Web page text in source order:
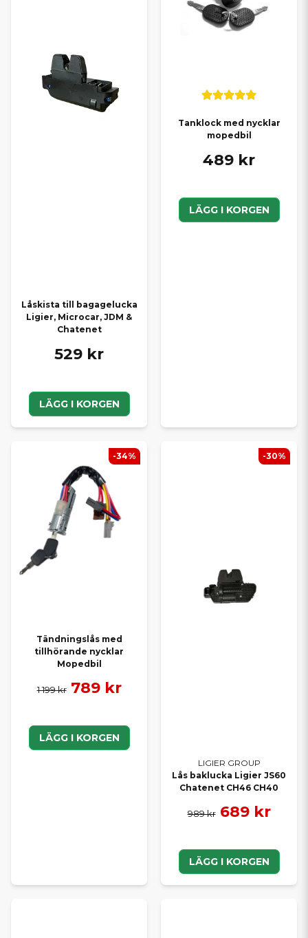
Låskista till bagagelucka
Ligier, Microcar, JDM &
Chatenet
529 kr
LÄGG I KORGEN
Tanklock med nycklar
mopedbil
489 kr
LÄGG I KORGEN
Tändningslås med
tillhörande nycklar
Mopedbil
1 199 kr 789 kr
LÄGG I KORGEN
-34%
LIGIER GROUP
Lås baklucka Ligier JS60
Chatenet CH46 CH40
989 kr 689 kr
LÄGG I KORGEN
-30%